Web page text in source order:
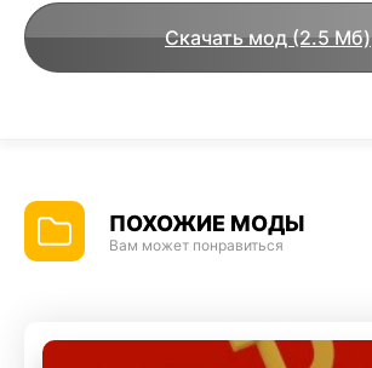
Скачать мод (2.5 Мб)
ПОХОЖИЕ МОДЫ
Вам может понравиться